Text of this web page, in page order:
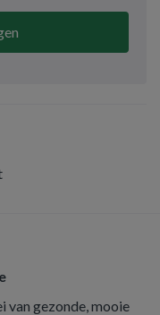
van gezonde, mooie